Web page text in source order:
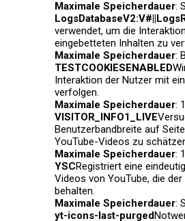
Maximale Speicherdauer:
verwendet, um die
eingebetteten Inhalten zu
Maximale Speicherdauer:
TESTCOOKIESENABLED
Interaktion der Nutzer mit
verfolgen.
Maximale Speicherdauer:
VISITOR_INFO1_LIVE
Benutzerbandbreite auf
YouTube-Videos zu
Maximale Speicherdauer:
YSCRegistriert eine
Videos von YouTube, die
behalten.
Maximale Speicherdauer:
yt-icons-last-purged